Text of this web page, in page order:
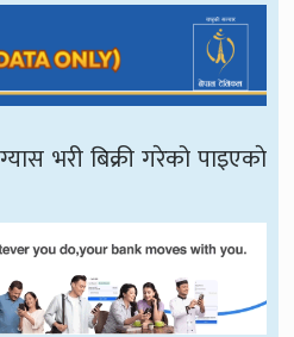
भरी बिक्री गरेको पाइएकाे